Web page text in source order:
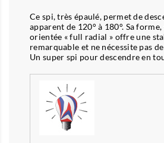
Ce spi, très épaulé, permet de
apparent de 120° à 180°. Sa
orientée « full radial » offre une
remarquable et ne nécessite pas
Un super spi pour descendre en